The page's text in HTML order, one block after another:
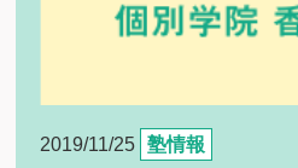
2019/11/25 塾情報